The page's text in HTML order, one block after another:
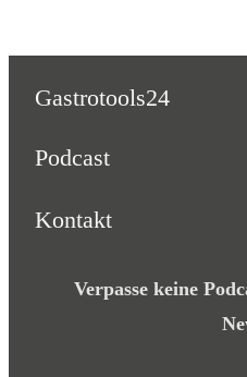
Gastrotools24
Podcast
Kontakt
Verpasse keine